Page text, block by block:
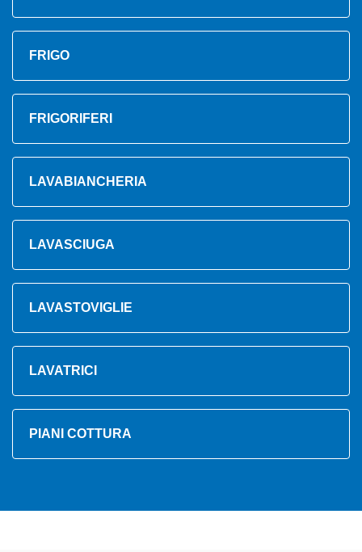
FRIGO
FRIGORIFERI
LAVABIANCHERIA
LAVASCIUGA
LAVASTOVIGLIE
LAVATRICI
PIANI COTTURA